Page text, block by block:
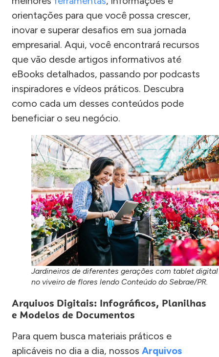
orientações para que você possa crescer,
inovar e superar desafios em sua jornada
empresarial. Aqui, você encontrará recursos
que vão desde artigos informativos até
eBooks detalhados, passando por podcasts
inspiradores e vídeos práticos. Descubra
como cada um desses conteúdos pode
beneficiar o seu negócio.
Jardineiros de diferentes gerações com tablet digital
no viveiro de flores lendo Conteúdo do Sebrae/PR.
Arquivos Digitais: Infográficos, Planilhas
e Modelos de Documentos
Para quem busca materiais práticos e
aplicáveis no dia a dia, nossos Arquivos